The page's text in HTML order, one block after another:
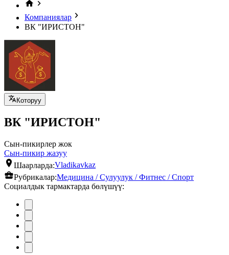
Компаниялар
ВК "ИРИСТОН"
Которуу
ВК "ИРИСТОН"
Сын-пикирлер жок
Сын-пикир жазуу
Шаарларда:Vladikavkaz
Рубрикалар:Медицина / Сулуулук / Фитнес / Спорт
Социалдык тармактарда бөлүшүү: